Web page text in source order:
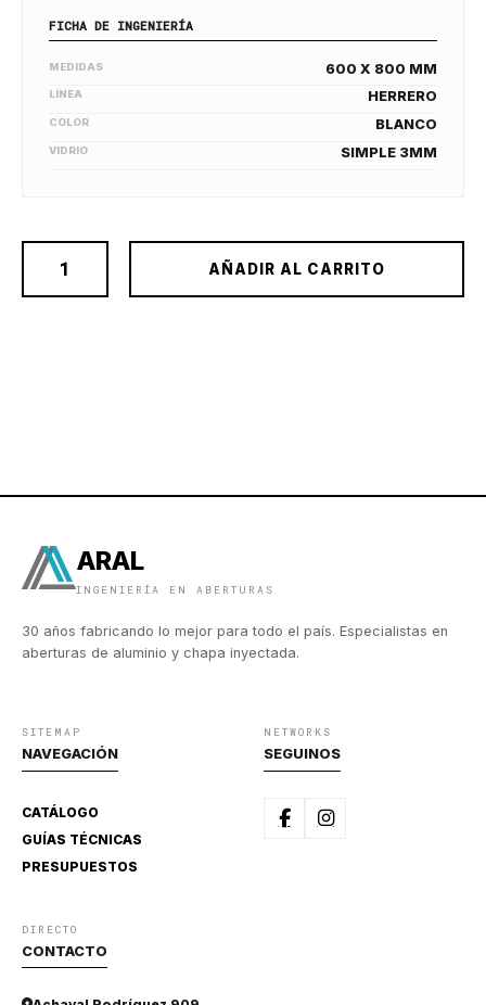
FICHA DE INGENIERÍA
MEDIDAS 600 X 800 MM
LÍNEA HERRERO
COLOR BLANCO
VIDRIO SIMPLE 3MM
AÑADIR AL CARRITO
ARAL
INGENIERÍA EN ABERTURAS
30 años fabricando lo mejor para todo el país. Especialistas en
aberturas de aluminio y chapa inyectada.
SITEMAP
NAVEGACIÓN
CATÁLOGO
GUÍAS TÉCNICAS
PRESUPUESTOS
NETWORKS
SEGUINOS
DIRECTO
CONTACTO